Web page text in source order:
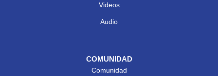
Videos
Audio
COMUNIDAD
Comunidad